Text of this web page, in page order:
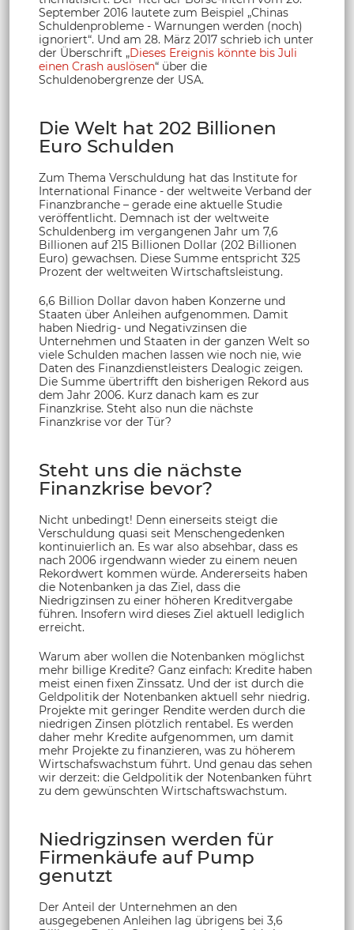
September 2016 lautete zum Beispiel „Chinas
Schuldenprobleme - Warnungen werden (noch)
ignoriert“. Und am 28. März 2017 schrieb ich unter
der Überschrift „Dieses Ereignis könnte bis Juli
einen Crash auslösen“ über die
Schuldenobergrenze der USA.
Die Welt hat 202 Billionen
Euro Schulden
Zum Thema Verschuldung hat das Institute for
International Finance - der weltweite Verband der
Finanzbranche – gerade eine aktuelle Studie
veröffentlicht. Demnach ist der weltweite
Schuldenberg im vergangenen Jahr um 7,6
Billionen auf 215 Billionen Dollar (202 Billionen
Euro) gewachsen. Diese Summe entspricht 325
Prozent der weltweiten Wirtschaftsleistung.
6,6 Billion Dollar davon haben Konzerne und
Staaten über Anleihen aufgenommen. Damit
haben Niedrig- und Negativzinsen die
Unternehmen und Staaten in der ganzen Welt so
viele Schulden machen lassen wie noch nie, wie
Daten des Finanzdienstleisters Dealogic zeigen.
Die Summe übertrifft den bisherigen Rekord aus
dem Jahr 2006. Kurz danach kam es zur
Finanzkrise. Steht also nun die nächste
Finanzkrise vor der Tür?
Steht uns die nächste
Finanzkrise bevor?
Nicht unbedingt! Denn einerseits steigt die
Verschuldung quasi seit Menschengedenken
kontinuierlich an. Es war also absehbar, dass es
nach 2006 irgendwann wieder zu einem neuen
Rekordwert kommen würde. Andererseits haben
die Notenbanken ja das Ziel, dass die
Niedrigzinsen zu einer höheren Kreditvergabe
führen. Insofern wird dieses Ziel aktuell lediglich
erreicht.
Warum aber wollen die Notenbanken möglichst
mehr billige Kredite? Ganz einfach: Kredite haben
meist einen fixen Zinssatz. Und der ist durch die
Geldpolitik der Notenbanken aktuell sehr niedrig.
Projekte mit geringer Rendite werden durch die
niedrigen Zinsen plötzlich rentabel. Es werden
daher mehr Kredite aufgenommen, um damit
mehr Projekte zu finanzieren, was zu höherem
Wirtschafswachstum führt. Und genau das sehen
wir derzeit: die Geldpolitik der Notenbanken führt
zu dem gewünschten Wirtschaftswachstum.
Niedrigzinsen werden für
Firmenkäufe auf Pump
genutzt
Der Anteil der Unternehmen an den
ausgegebenen Anleihen lag übrigens bei 3,6